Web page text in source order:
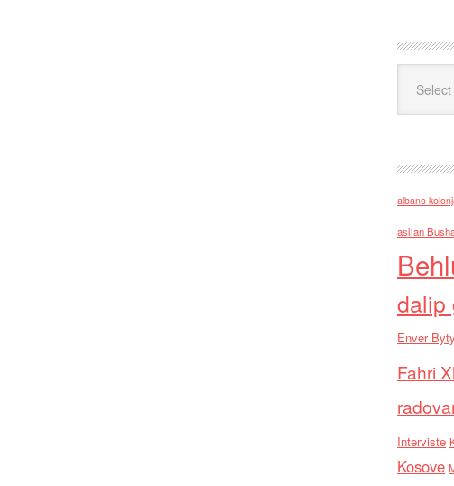
albano
asllan
dalip
Enver
Fahri
Interviste
Kosove